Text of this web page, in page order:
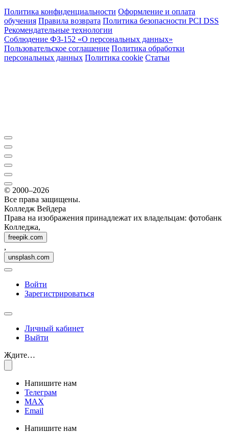
Политика конфиденциальности Оформление и оплата
обучения Правила возврата Политика безопасности PCI DSS
Рекомендательные технологии
Соблюдение ФЗ-152 «О персональ­ных данных»
Пользовательское соглашение Политика обработки
персональных данных Политика cookie Статьи
© 2000–2026
Все права защищены.
Колледж Вейдера
Права на изображения принадлежат их владельцам: фотобанк
Колледжа,
freepik.com
,
unsplash.com
Войти
Зарегистрироваться
Личный кабинет
Выйти
Ждите…
Напишите нам
Телеграм
MAX
Email
Напишите нам